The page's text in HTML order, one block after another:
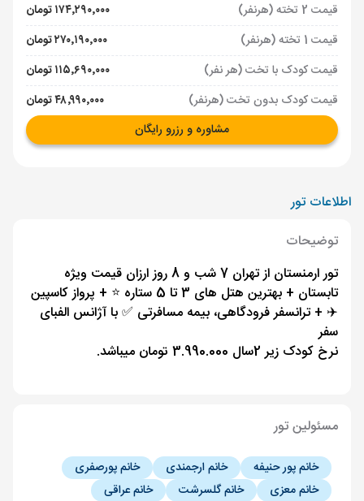
قیمت 2 تخته (هرنفر)
۱۷۴٬۲۹۰٬۰۰۰ تومان
قیمت 1 تخته (هرنفر)
۲۷۰٬۱۹۰٬۰۰۰ تومان
قیمت کودک با تخت (هر نفر)
۱۱۵٬۶۹۰٬۰۰۰ تومان
قیمت کودک بدون تخت (هرنفر)
۴۸٬۹۹۰٬۰۰۰ تومان
مشاوره و رزرو رایگان
اطلاعات تور
توضیحات
تور ارمنستان از تهران 7 شب و 8 روز ارزان قیمت ویژه
تابستان + بهترین هتل های 3 تا 5 ستاره ⭐️ + پرواز کاسپین
✈️ + ترانسفر فرودگاهی، بیمه مسافرتی ✅ با آژانس الفبای
سفر
نرخ کودک زیر 2سال 3.990.000 تومان میباشد.
مسئولین تور
خانم پور حنیفه خانم ارجمندی
خانم پورصفری
خانم معزی
خانم گلسرشت
خانم عراقی